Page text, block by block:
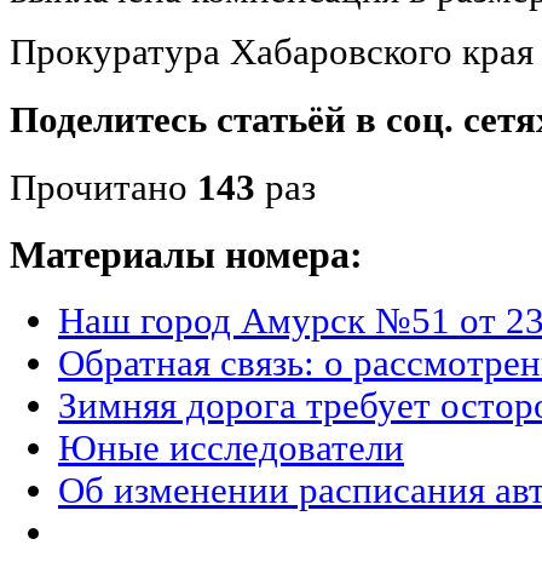
Прокуратура Хабаровского края
Поделитесь статьёй в соц.
Прочитано 143 раз
Материалы номера:
Наш город Амурск №51 от 23
Обратная связь: о
Зимняя дорога требует
Юные исследователи
Об изменении расписания